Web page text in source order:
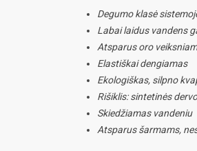
Degumo klasė
Labai laidus vandens
Atsparus oro
Elastiškai dengiamas
Ekologiškas, silpno
Rišiklis: sintetinės
Skiedžiamas vandeniu
Atsparus šarmams,